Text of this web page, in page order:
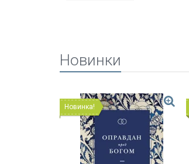
Новинки
Новинка!